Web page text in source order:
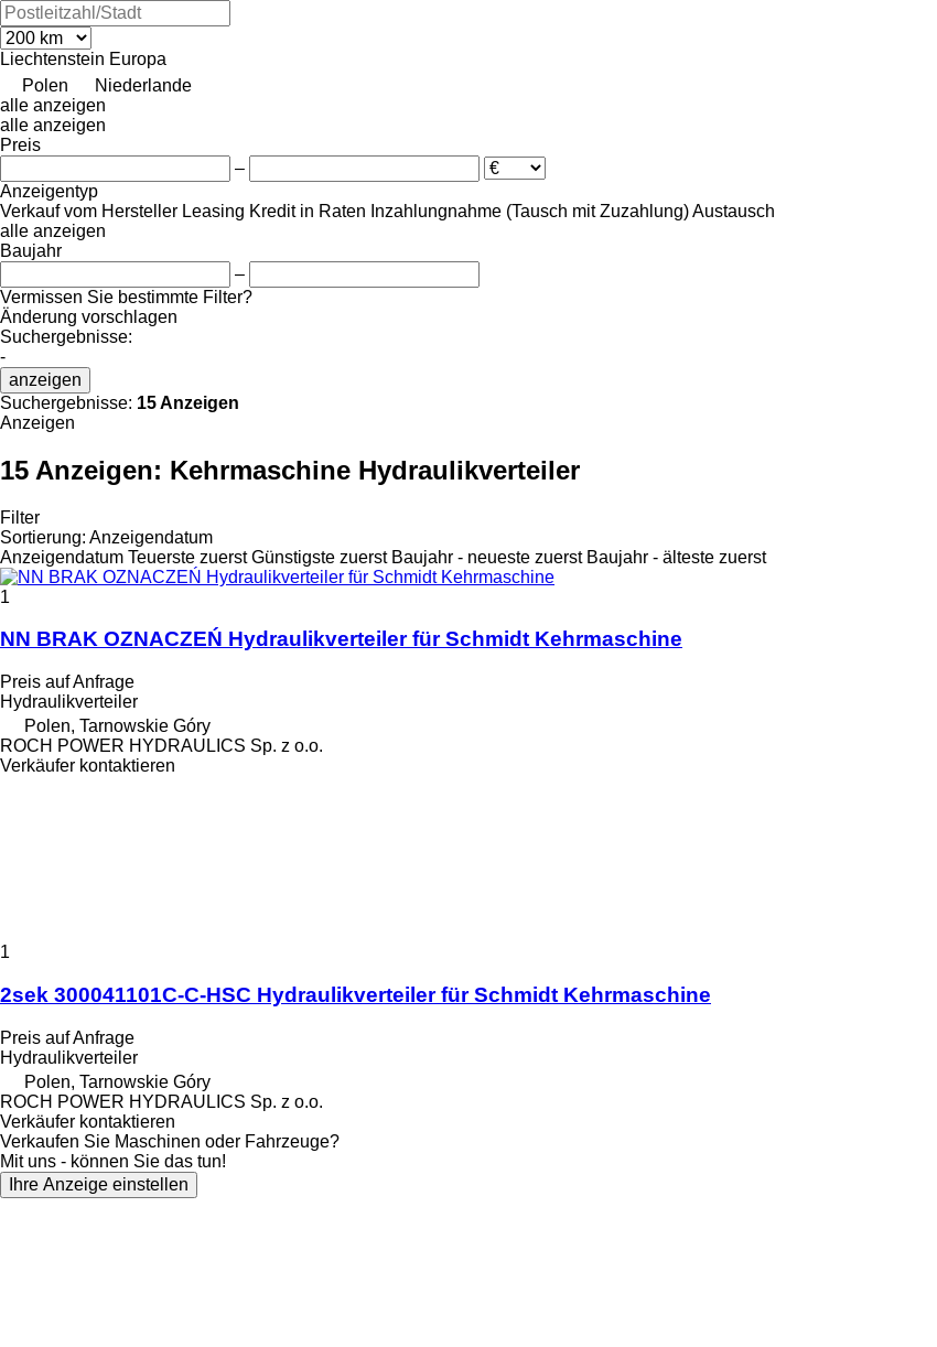
Liechtenstein Europa
Polen
Niederlande
alle anzeigen
alle anzeigen
Preis
–
Anzeigentyp
Verkauf vom Hersteller Leasing Kredit in Raten Inzahlungnahme (Tausch mit Zuzahlung)Austausch
alle anzeigen
Baujahr
–
Vermissen Sie bestimmte Filter?
Änderung vorschlagen
Suchergebnisse:
-
anzeigen
Suchergebnisse: 15 Anzeigen
Anzeigen
15 Anzeigen: Kehrmaschine Hydraulikverteiler
Filter
Sortierung: Anzeigendatum
Anzeigendatum Teuerste zuerst Günstigste zuerst Baujahr - neueste zuerst Baujahr - älteste zuerst
1
NN BRAK OZNACZEŃ Hydraulikverteiler für Schmidt Kehrmaschine
Preis auf Anfrage
Hydraulikverteiler
Polen, Tarnowskie Góry
ROCH POWER HYDRAULICS Sp. z o.o.
Verkäufer kontaktieren
1
2sek 300041101C-C-HSC Hydraulikverteiler für Schmidt Kehrmaschine
Preis auf Anfrage
Hydraulikverteiler
Polen, Tarnowskie Góry
ROCH POWER HYDRAULICS Sp. z o.o.
Verkäufer kontaktieren
Verkaufen Sie Maschinen oder Fahrzeuge?
Mit uns - können Sie das tun!
Ihre Anzeige einstellen